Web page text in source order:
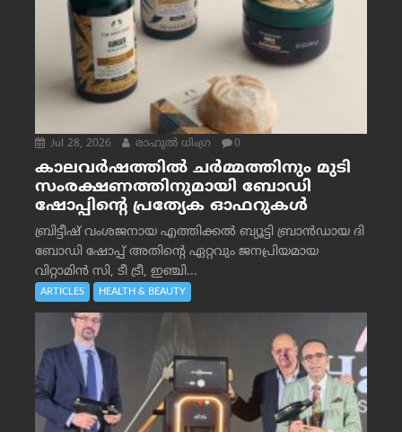
Jul 28, 2026 രാഹുല്‍ ധിംഗ്ര 0
കാലവർഷത്തിൽ ചർമ്മത്തിനും മുടി
സംരക്ഷണത്തിനുമായി ബോഡി
ഷോപ്പിന്റെ പ്രത്യേക ഓഫറുകൾ
ബ്രിട്ടീഷ് വംശജനായ എത്തിക്കൽ ബ്യൂട്ടി ബ്രാൻഡായ ദി
ബോഡി ഷോപ്പ് അതിന്റെ ഏറ്റവും ജനപ്രിയമായ
വിറ്റാമിൻ സി, ടീ ട്രീ, ഇഞ്ചി...
ARTICLES HEALTH & BEAUTY